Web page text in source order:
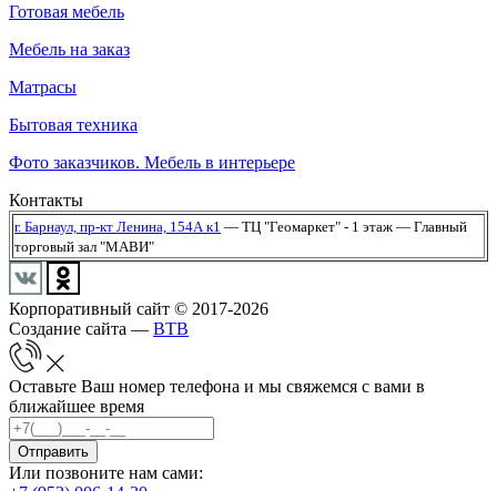
Готовая мебель
Мебель на заказ
Матрасы
Бытовая техника
Фото заказчиков. Мебель в интерьере
Контакты
г. Барнаул, пр-кт Ленина, 154А к1 — ТЦ "Геомаркет" - 1 этаж — Главный
торговый зал "МАВИ"
Корпоративный сайт © 2017-2026
Создание сайта — BTB
Оставьте Ваш номер телефона и мы свяжемся с вами в
ближайшее время
Отправить
Или позвоните нам сами: